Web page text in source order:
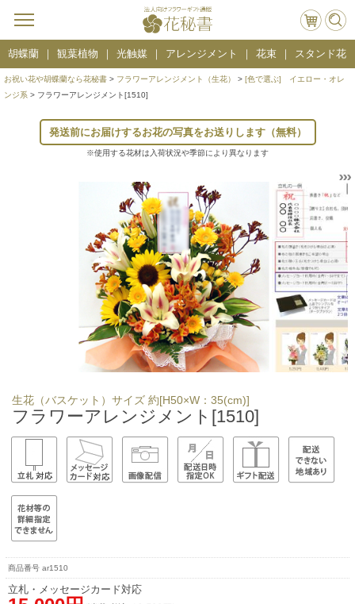
胡蝶蘭 観葉植物 光触媒 アレンジメント 花束 スタンド花
お祝い花や胡蝶蘭なら花秘書 > フラワーアレンジメント（生花） > [色で選ぶ] イエロー・オレ
ンジ系 > フラワーアレンジメント[1510]
発送前にお届けするお花の写真をお送りします（無料）
※使用する花材は入荷状況や季節により異なります
生花（バスケット）サイズ 約[H50×W：35(cm)]
フラワーアレンジメント[1510]
ar1510
立札・メッセージカード対応